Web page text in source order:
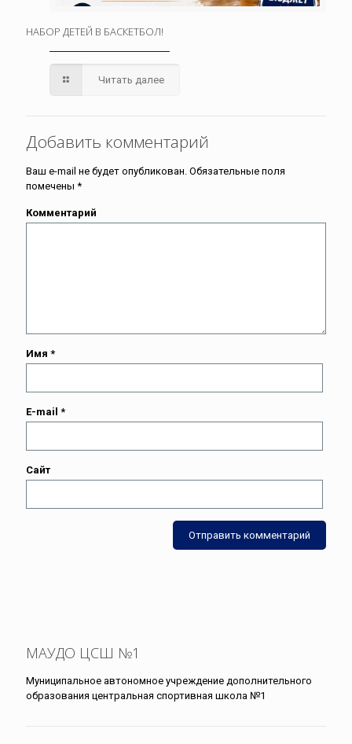
НАБОР ДЕТЕЙ В БАСКЕТБОЛ!
Читать далее
Добавить комментарий
Ваш e-mail не будет опубликован. Обязательные поля
помечены *
Комментарий
Имя *
E-mail *
Сайт
МАУДО ЦСШ №1
Муниципальное автономное учреждение дополнительного
образования центральная спортивная школа №1